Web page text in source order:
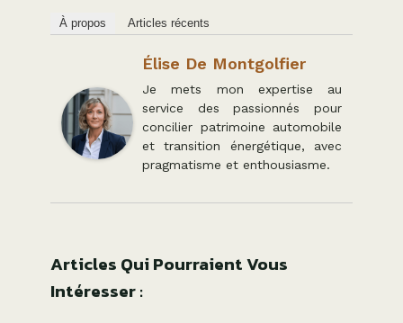
À propos Articles récents
Élise De Montgolfier
Je mets mon expertise au
service des passionnés pour
concilier patrimoine automobile
et transition énergétique, avec
pragmatisme et enthousiasme.
Articles Qui Pourraient Vous
Intéresser :